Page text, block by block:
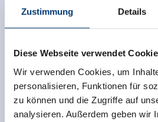
Zustimmung Details
Diese Webseite verwendet
Wir verwenden Cookies, um
personalisieren, Funktionen für
zu können und die Zugriffe auf
analysieren. Außerdem geben wir